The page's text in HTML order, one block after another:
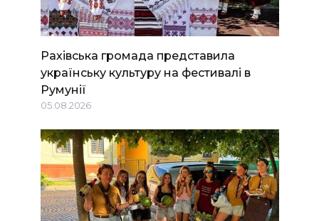
Рахівська громада представила
українську культуру на фестивалі в
Румунії
05.08.2026